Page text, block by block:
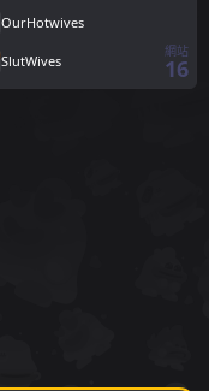
OurHotwives
SlutWives
網站
16